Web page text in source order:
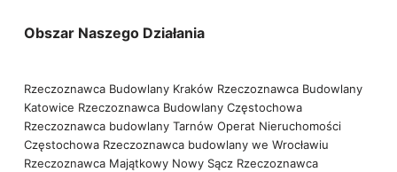
Obszar Naszego Działania
Rzeczoznawca Budowlany Kraków Rzeczoznawca Budowlany
Katowice Rzeczoznawca Budowlany Częstochowa
Rzeczoznawca budowlany Tarnów Operat Nieruchomości
Częstochowa Rzeczoznawca budowlany we Wrocławiu
Rzeczoznawca Majątkowy Nowy Sącz Rzeczoznawca